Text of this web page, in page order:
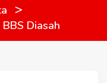
>
Diasah